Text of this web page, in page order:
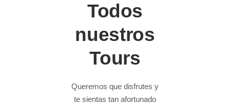
Todos
nuestros
Tours
Queremos que disfrutes y
te sientas tan afortunado